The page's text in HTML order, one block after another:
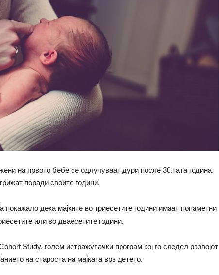
на првото бебе се одлучуваат дури после 30.тата година.
поради своите години.
дека мајките во триесетите години имаат попаметни
или во дваесетите години.
Study, голем истражувачки програм кој го следел развојот
на староста на мајката врз детето.